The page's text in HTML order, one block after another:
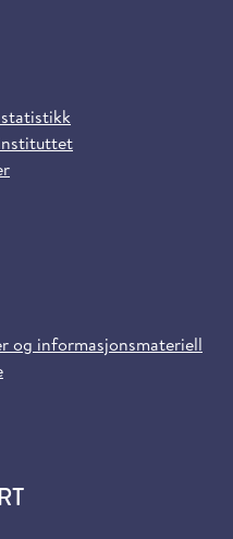
og informasjonsmateriell